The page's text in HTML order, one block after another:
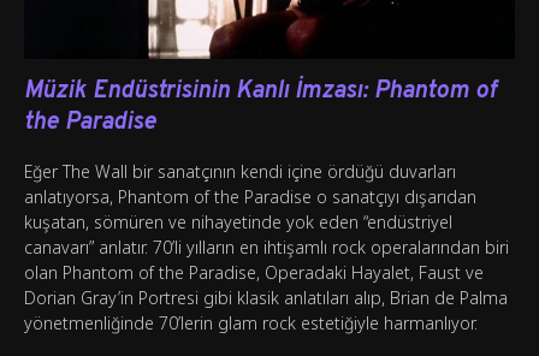
Müzik Endüstrisinin Kanlı İmzası: Phantom of
the Paradise
Eğer The Wall bir sanatçının kendi içine ördüğü duvarları
anlatıyorsa, Phantom of the Paradise o sanatçıyı dışarıdan
kuşatan, sömüren ve nihayetinde yok eden “endüstriyel
canavarı” anlatır. 70’li yılların en ihtişamlı rock operalarından biri
olan Phantom of the Paradise, Operadaki Hayalet, Faust ve
Dorian Gray’in Portresi gibi klasik anlatıları alıp, Brian de Palma
yönetmenliğinde 70’lerin glam rock estetiğiyle harmanlıyor.